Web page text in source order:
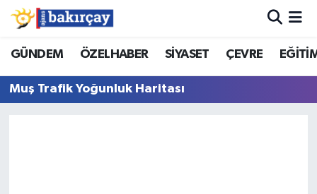
GÜNDEM ÖZELHABER SİYASET ÇEVRE
Muş Trafik Yoğunluk Haritası
İzmir Nöbetçi Eczaneler
İzmir Hava Durumu